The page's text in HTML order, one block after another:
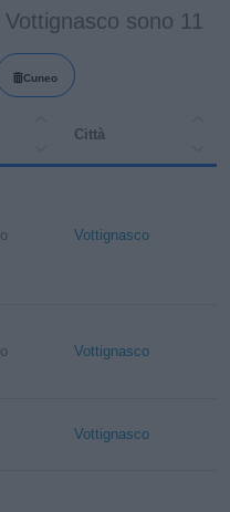
sono 11
Cuneo
Città
Vottignasco
Vottignasco
Vottignasco